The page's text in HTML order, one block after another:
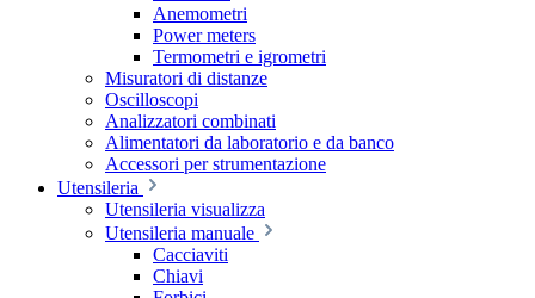
Anemometri
Power meters
Termometri e igrometri
Misuratori di distanze
Oscilloscopi
Analizzatori combinati
Alimentatori da laboratorio e da banco
Accessori per strumentazione
Utensileria
Utensileria visualizza
Utensileria manuale
Cacciaviti
Chiavi